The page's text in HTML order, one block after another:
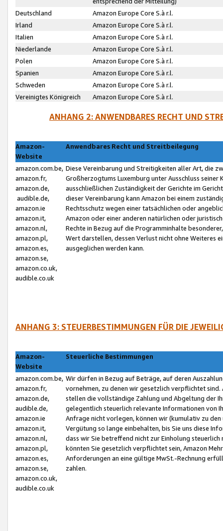
Deutschland
Amazon Europe Core S.à r.l.
Irland
Amazon Europe Core S.à r.l.
Italien
Amazon Europe Core S.à r.l.
Niederlande
Amazon Europe Core S.à r.l.
Polen
Amazon Europe Core S.à r.l.
Spanien
Amazon Europe Core S.à r.l.
Schweden
Amazon Europe Core S.à r.l.
Vereinigtes Königreich
Amazon Europe Core S.à r.l.
ANHANG 2: ANWENDBARES RECHT UND
Amazon-
Website
Anwendbares Recht und Streitbeilegung
amazon.com.be,
amazon.fr,
amazon.de,
audible.de,
amazon.ie
amazon.it,
amazon.nl,
amazon.pl,
amazon.es,
amazon.se,
amazon.co.uk,
audible.co.uk
Diese Vereinbarung und Streitigkeiten aller Art, die
Großherzogtums Luxemburg unter Ausschluss
ausschließlichen Zuständigkeit der Gerichte im
dieser Vereinbarung kann Amazon bei einem
Rechtsschutz wegen einer tatsächlichen oder
Amazon oder einer anderen natürlichen oder
Rechte in Bezug auf die Programminhalte
Wert darstellen, dessen Verlust nicht ohne Weiteres
ausgeglichen werden kann.
ANHANG 3: STEUERBESTIMMUNGEN FÜR DIE
Amazon-
Website
Steuerliche Bestimmungen
amazon.com.be,
amazon.fr,
amazon.de,
audible.de,
amazon.ie
amazon.it,
amazon.nl,
amazon.pl,
amazon.es,
amazon.se,
amazon.co.uk,
audible.co.uk
Wir dürfen in Bezug auf Beträge, auf deren
vornehmen, zu denen wir gesetzlich verpflichtet
stellen die vollständige Zahlung und Abgeltung der
gelegentlich steuerlich relevante Informationen von
Anfrage nicht vorlegen, können wir (kumulativ zu
Vergütung so lange einbehalten, bis Sie uns diese
dass wir Sie betreffend nicht zur Einholung
könnten Sie gesetzlich verpflichtet sein, Amazon
Anforderungen an eine gültige MwSt.-Rechnung
zahlen.